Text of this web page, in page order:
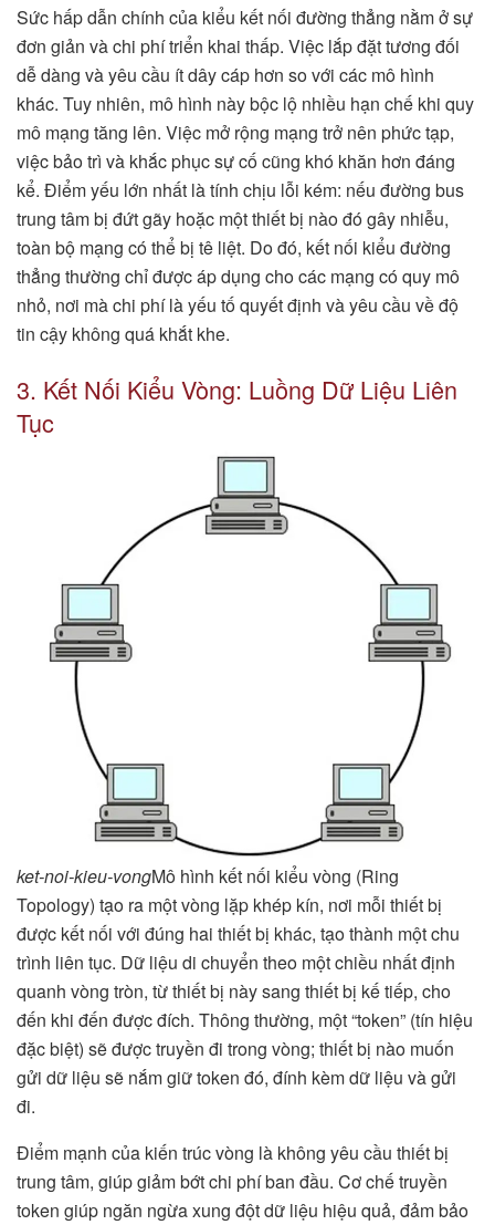
Sức hấp dẫn chính của kiểu kết nối đường thẳng nằm ở sự
đơn giản và chi phí triển khai thấp. Việc lắp đặt tương đối
dễ dàng và yêu cầu ít dây cáp hơn so với các mô hình
khác. Tuy nhiên, mô hình này bộc lộ nhiều hạn chế khi quy
mô mạng tăng lên. Việc mở rộng mạng trở nên phức tạp,
việc bảo trì và khắc phục sự cố cũng khó khăn hơn đáng
kể. Điểm yếu lớn nhất là tính chịu lỗi kém: nếu đường bus
trung tâm bị đứt gãy hoặc một thiết bị nào đó gây nhiễu,
toàn bộ mạng có thể bị tê liệt. Do đó, kết nối kiểu đường
thẳng thường chỉ được áp dụng cho các mạng có quy mô
nhỏ, nơi mà chi phí là yếu tố quyết định và yêu cầu về độ
tin cậy không quá khắt khe.
3. Kết Nối Kiểu Vòng: Luồng Dữ Liệu Liên
Tục
ket-noi-kieu-vongMô hình kết nối kiểu vòng (Ring
Topology) tạo ra một vòng lặp khép kín, nơi mỗi thiết bị
được kết nối với đúng hai thiết bị khác, tạo thành một chu
trình liên tục. Dữ liệu di chuyển theo một chiều nhất định
quanh vòng tròn, từ thiết bị này sang thiết bị kế tiếp, cho
đến khi đến được đích. Thông thường, một “token” (tín hiệu
đặc biệt) sẽ được truyền đi trong vòng; thiết bị nào muốn
gửi dữ liệu sẽ nắm giữ token đó, đính kèm dữ liệu và gửi
đi.
Điểm mạnh của kiến trúc vòng là không yêu cầu thiết bị
trung tâm, giúp giảm bớt chi phí ban đầu. Cơ chế truyền
token giúp ngăn ngừa xung đột dữ liệu hiệu quả, đảm bảo